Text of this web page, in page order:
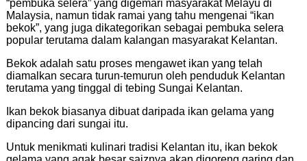
“pembuka selera” yang digemari masyarakat Melayu di
Malaysia, namun tidak ramai yang tahu mengenai “ikan
bekok”, yang juga dikategorikan sebagai pembuka selera
popular terutama dalam kalangan masyarakat Kelantan.
Bekok adalah satu proses mengawet ikan yang telah
diamalkan secara turun-temurun oleh penduduk Kelantan
terutama yang tinggal di tebing Sungai Kelantan.
Ikan bekok biasanya dibuat daripada ikan gelama yang
dipancing dari sungai itu.
Untuk menikmati kulinari tradisi Kelantan itu, ikan bekok